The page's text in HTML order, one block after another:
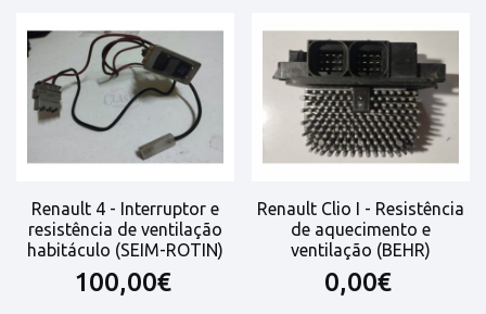
Renault 4 - Interruptor e
resistência de ventilação
habitáculo (SEIM-ROTIN)
100,00€
Renault Clio I - Resistência
de aquecimento e
ventilação (BEHR)
0,00€